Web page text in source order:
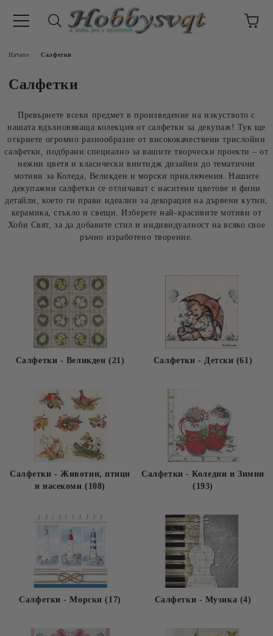
Начало Салфетки
Салфетки
Превърнете всеки предмет в произведение на изкуството с
нашата вдъхновяваща колекция от салфетки за декупаж! Тук ще
откриете огромно разнообразие от висококачествени трислойни
салфетки, подбрани специално за вашите творчески проекти – от
нежни цветя и класически винтидж дизайни до тематични
мотиви за Коледа, Великден и морски приключения. Нашите
декупажни салфетки се отличават с наситени цветове и фини
детайли, което ги прави идеални за декорация на дървени кутии,
керамика, стъкло и свещи. Изберете най-красивите мотиви от
Хоби Свят, за да добавите стил и индивидуалност на всяко свое
ръчно изработено творение.
Салфетки - Великден (21) Салфетки - Детски (61)
Салфетки - Животни, птици
и насекоми (108)
Салфетки - Коледни и Зимни
(193)
Салфетки - Морски (17) Салфетки - Музика (4)